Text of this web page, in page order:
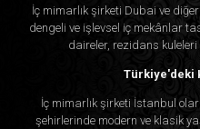
İç mimarlık şirketi Dubai ve
dengeli ve işlevsel iç mekânlar
daireler, rezidans kuleleri
Türkiye'deki
İç mimarlık şirketi İstanbul
şehirlerinde modern ve klasik